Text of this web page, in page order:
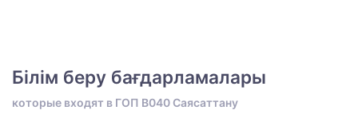
Білім беру бағдарламалары
которые входят в ГОП B040 Саясаттану